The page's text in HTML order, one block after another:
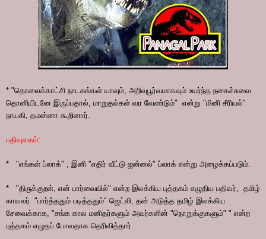
* "தொலைக்காட்சி நாடகங்கள் யாவும், அறிவுபூர்வமாகவும் உயர்ந்த நகைச்சுவை
தொனியிடனே இருப்பதால், மாறுதல்கள் வர வேண்டும்" என்று "மினி சீரியல்"
நாயகி, தமன்னா கூறினார்.
பதிவுலகம்:
* "எங்கள் ப்லாக்" , இனி "எதிர் வீட்டு ஜன்னல்" ப்லாக் என்று அழைக்கப்படும்.
* "திருக்குறள், என் பார்வையில்" என்ற இலக்கிய புத்தகம் எழுதிய பதிவர், தமிழ்
காவலர் "பார்த்ததும் படித்ததும்" ஜெட்லி, தன் அடுத்த தமிழ் இலக்கிய
சேவைக்காக, "சங்க கால மனிதர்களும் அவர்களின் "நொறுக்குகளும்" " என்ற
புத்தகம் எழுதப் போவதாக தெரிவித்தார்.